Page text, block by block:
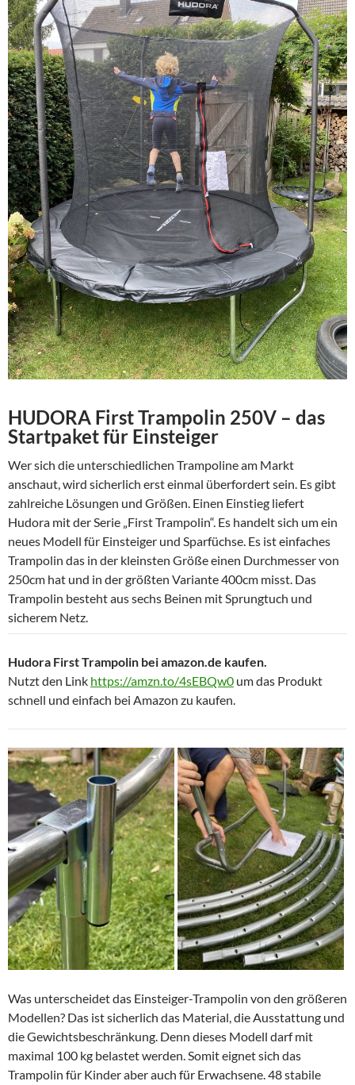
HUDORA First Trampolin 250V – das
Startpaket für Einsteiger
Wer sich die unterschiedlichen Trampoline am Markt
anschaut, wird sicherlich erst einmal überfordert sein. Es gibt
zahlreiche Lösungen und Größen. Einen Einstieg liefert
Hudora mit der Serie „First Trampolin“. Es handelt sich um ein
neues Modell für Einsteiger und Sparfüchse. Es ist einfaches
Trampolin das in der kleinsten Größe einen Durchmesser von
250cm hat und in der größten Variante 400cm misst. Das
Trampolin besteht aus sechs Beinen mit Sprungtuch und
sicherem Netz.
Hudora First Trampolin bei amazon.de kaufen.
Nutzt den Link https://amzn.to/4sEBQw0 um das Produkt
schnell und einfach bei Amazon zu kaufen.
Was unterscheidet das Einsteiger-Trampolin von den größeren
Modellen? Das ist sicherlich das Material, die Ausstattung und
die Gewichtsbeschränkung. Denn dieses Modell darf mit
maximal 100 kg belastet werden. Somit eignet sich das
Trampolin für Kinder aber auch für Erwachsene. 48 stabile